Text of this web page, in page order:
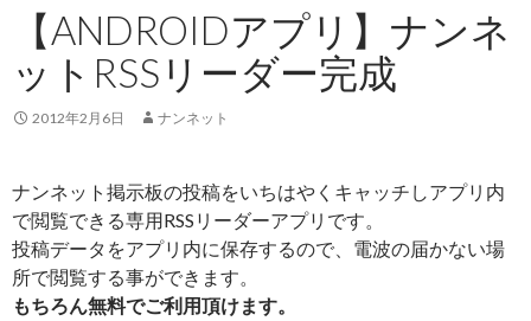
キ
ッ
【ANDROIDアプリ】ナンネ
ットRSSリーダー完成
2012年2月6日 ナンネット
ナンネット掲示板の投稿をいちはやくキャッチしアプリ内
で閲覧できる専用RSSリーダーアプリです。
投稿データをアプリ内に保存するので、電波の届かない場
所で閲覧する事ができます。
もちろん無料でご利用頂けます。